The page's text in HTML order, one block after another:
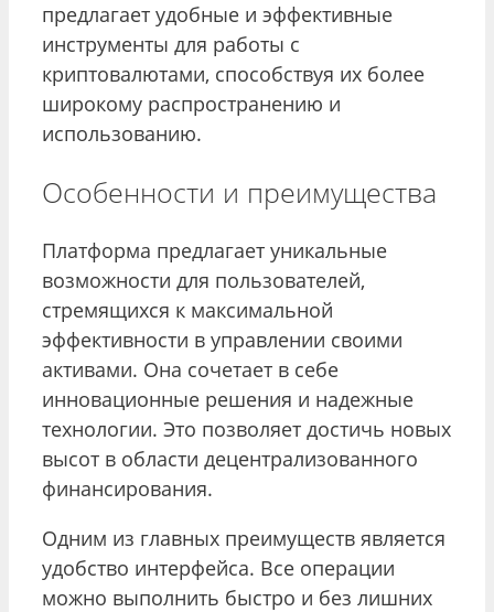
предлагает удобные и эффективные
инструменты для работы с
криптовалютами, способствуя их более
широкому распространению и
использованию.
Особенности и преимущества
Платформа предлагает уникальные
возможности для пользователей,
стремящихся к максимальной
эффективности в управлении своими
активами. Она сочетает в себе
инновационные решения и надежные
технологии. Это позволяет достичь новых
высот в области децентрализованного
финансирования.
Одним из главных преимуществ является
удобство интерфейса. Все операции
можно выполнить быстро и без лишних